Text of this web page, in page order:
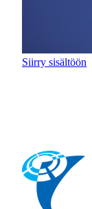
Siirry sisältöön